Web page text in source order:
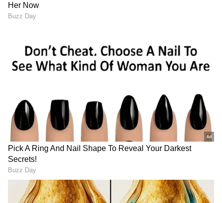
ಮತ್ತು ಐಪಿಎಲ್ (IPL) ಕಾಂಟ್ರಾಕ್ಟ್‌ಗಳಿಂದ ಮುಕ್ತಿ
ಪಡೆಯುತ್ತಿದ್ದಾರೆ. ಈ ಗಂಭೀರ ವಿದ್ಯಮಾನದ ಕುರಿತು
ಚರ್ಚಿಸಲಾಗಿದೆ.